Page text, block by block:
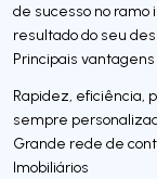
de sucesso no ramo
resultado do seu
Principais
Rapidez, eficiência,
sempre
Grande rede de
Imobiliários